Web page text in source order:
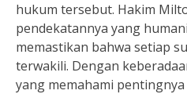
hukum tersebut. Hakim
pendekatannya yang
memastikan bahwa setiap
terwakili. Dengan
yang memahami